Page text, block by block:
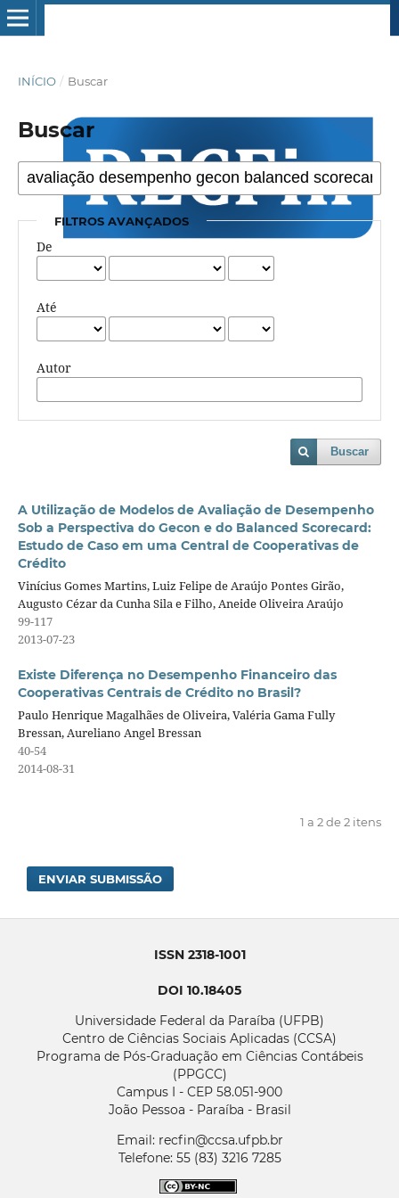
INÍCIO / Buscar
Buscar
FILTROS AVANÇADOS
De
Até
Autor
Buscar
A Utilização de Modelos de Avaliação de Desempenho
Sob a Perspectiva do Gecon e do Balanced Scorecard:
Estudo de Caso em uma Central de Cooperativas de
Crédito
Vinícius Gomes Martins, Luiz Felipe de Araújo Pontes Girão,
Augusto Cézar da Cunha Sila e Filho, Aneide Oliveira Araújo
99-117
2013-07-23
Existe Diferença no Desempenho Financeiro das
Cooperativas Centrais de Crédito no Brasil?
Paulo Henrique Magalhães de Oliveira, Valéria Gama Fully
Bressan, Aureliano Angel Bressan
40-54
2014-08-31
1 a 2 de 2 itens
ENVIAR SUBMISSÃO
ISSN 2318-1001
DOI 10.18405
Universidade Federal da Paraíba (UFPB)
Centro de Ciências Sociais Aplicadas (CCSA)
Programa de Pós-Graduação em Ciências Contábeis
(PPGCC)
Campus I - CEP 58.051-900
João Pessoa - Paraíba - Brasil
Email: recfin@ccsa.ufpb.br
Telefone: 55 (83) 3216 7285